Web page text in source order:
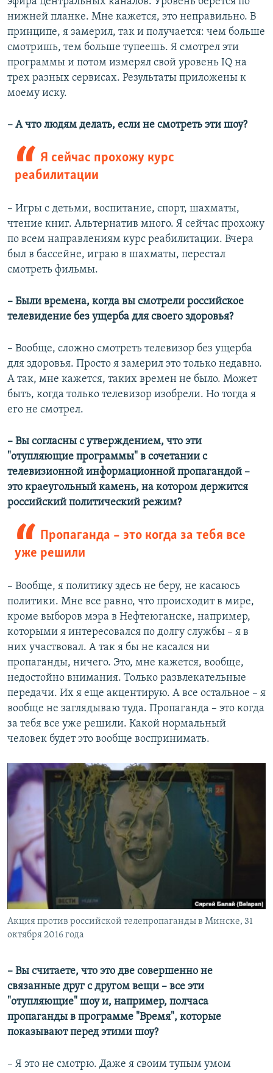
нижней планке. Мне кажется, это неправильно. В
принципе, я замерил, так и получается: чем больше
смотришь, тем больше тупеешь. Я смотрел эти
программы и потом измерял свой уровень IQ на
трех разных сервисах. Результаты приложены к
моему иску.
– А что людям делать, если не смотреть эти шоу?
Я сейчас прохожу курс
реабилитации
– Игры с детьми, воспитание, спорт, шахматы,
чтение книг. Альтернатив много. Я сейчас прохожу
по всем направлениям курс реабилитации. Вчера
был в бассейне, играю в шахматы, перестал
смотреть фильмы.
– Были времена, когда вы смотрели российское
телевидение без ущерба для своего здоровья?
– Вообще, сложно смотреть телевизор без ущерба
для здоровья. Просто я замерил это только недавно.
А так, мне кажется, таких времен не было. Может
быть, когда только телевизор изобрели. Но тогда я
его не смотрел.
– Вы согласны с утверждением, что эти
"отупляющие программы" в сочетании с
телевизионной информационной пропагандой –
это краеугольный камень, на котором держится
российский политический режим?
Пропаганда – это когда за тебя все
уже решили
– Вообще, я политику здесь не беру, не касаюсь
политики. Мне все равно, что происходит в мире,
кроме выборов мэра в Нефтеюганске, например,
которыми я интересовался по долгу службы – я в
них участвовал. А так я бы не касался ни
пропаганды, ничего. Это, мне кажется, вообще,
недостойно внимания. Только развлекательные
передачи. Их я еще акцентирую. А все остальное – я
вообще не заглядываю туда. Пропаганда – это когда
за тебя все уже решили. Какой нормальный
человек будет это вообще воспринимать.
Акция против российской телепропаганды в Минске, 31
октября 2016 года
– Вы считаете, что это две совершенно не
связанные друг с другом вещи – все эти
"отупляющие" шоу и, например, полчаса
пропаганды в программе "Время", которые
показывают перед этими шоу?
– Я это не смотрю. Даже я своим тупым умом